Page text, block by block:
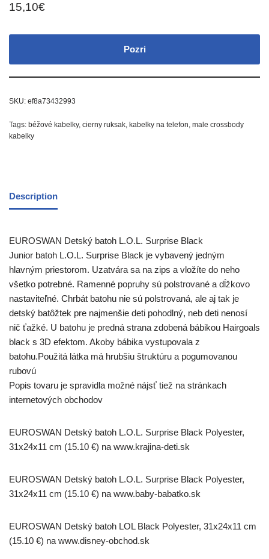
15,10€
Pozri
SKU: ef8a73432993
Tags: béžové kabelky, cierny ruksak, kabelky na telefon, male crossbody
kabelky
Description
EUROSWAN Detský batoh L.O.L. Surprise Black
Junior batoh L.O.L. Surprise Black je vybavený jedným
hlavným priestorom. Uzatvára sa na zips a vložíte do neho
všetko potrebné. Ramenné popruhy sú polstrované a dĺžkovo
nastaviteľné. Chrbát batohu nie sú polstrovaná, ale aj tak je
detský batôžtek pre najmenšie deti pohodlný, neb deti nenosí
nič ťažké. U batohu je predná strana zdobená bábikou Hairgoals
black s 3D efektom. Akoby bábika vystupovala z
batohu.Použitá látka má hrubšiu štruktúru a pogumovanou
rubovú
Popis tovaru je spravidla možné nájsť tiež na stránkach
internetových obchodov
EUROSWAN Detský batoh L.O.L. Surprise Black Polyester,
31x24x11 cm (15.10 €) na www.krajina-deti.sk
EUROSWAN Detský batoh L.O.L. Surprise Black Polyester,
31x24x11 cm (15.10 €) na www.baby-babatko.sk
EUROSWAN Detský batoh LOL Black Polyester, 31x24x11 cm
(15.10 €) na www.disney-obchod.sk